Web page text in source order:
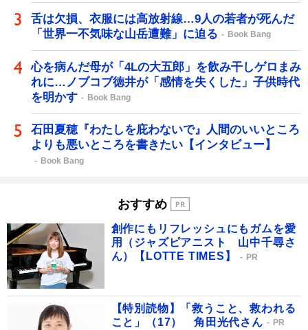
舌は欠損、衣服には高放射線…9人の若者が死んだ
「世界一不気味な山岳遭難」に迫る
Book Bang
心を病んだ母が「4Lの大五郎」を飲み干しゲロまみ
れに…ノブコブ徳井が「感情を失くした」子供時代
を明かす
Book Bang
石田夏穂『わたしを庇わないで』人間のいいところ
よりも悪いところを書きたい【インタビュー】
Book Bang
おすすめ
創作にもリフレッシュにもガムを愛
用（ジャズピアニスト 山中千尋さ
ん）【LOTTE TIMES】
PR
【特別読物】「救うこと、救われる
こと」（17） 角田光代さん
PR